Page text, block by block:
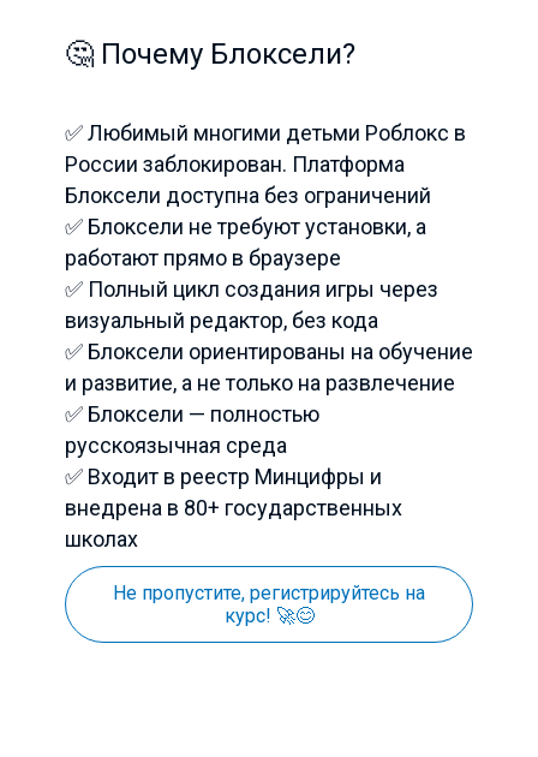
🤔 Почему Блоксели?
✅ Любимый многими детьми Роблокс в
России заблокирован. Платформа
Блоксели доступна без ограничений
✅ Блоксели не требуют установки, а
работают прямо в браузере
✅ Полный цикл создания игры через
визуальный редактор, без кода
✅ Блоксели ориентированы на обучение
и развитие, а не только на развлечение
✅ Блоксели — полностью
русскоязычная среда
✅ Входит в реестр Минцифры и
внедрена в 80+ государственных
школах
Не пропустите, регистрируйтесь на
курс! 🚀😊